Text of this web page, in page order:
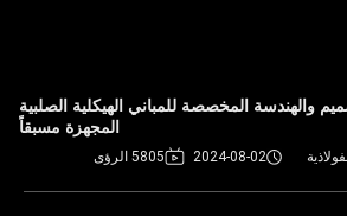
والهندسة المخصصة للمباني الهيكلية الصلبية
المجهزة مسبقاً
2024-08-02 5805 الرؤى